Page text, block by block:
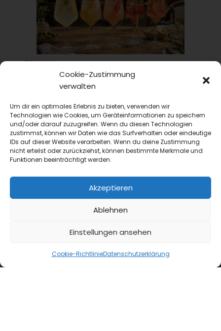
Cookie-Zustimmung
verwalten
Um dir ein optimales Erlebnis zu bieten, verwenden wir
Technologien wie Cookies, um Geräteinformationen zu speichern
und/oder darauf zuzugreifen. Wenn du diesen Technologien
zustimmst, können wir Daten wie das Surfverhalten oder eindeutige
IDs auf dieser Website verarbeiten. Wenn du deine Zustimmung
nicht erteilst oder zurückziehst, können bestimmte Merkmale und
Funktionen beeinträchtigt werden.
Akzeptieren
Ablehnen
Einstellungen ansehen
Cookie-RichtlinieDatenschutzerklärung
TRINKtime
Spritz-Saison 2026: Aperitif-Ideen für die Sommer-
Aperol Spritz hat seine Vormachtstellung
gehalten, aber was spricht gegen
Abwechslung? Wir stellen hier ein paar
Optionen für die diesjährige...